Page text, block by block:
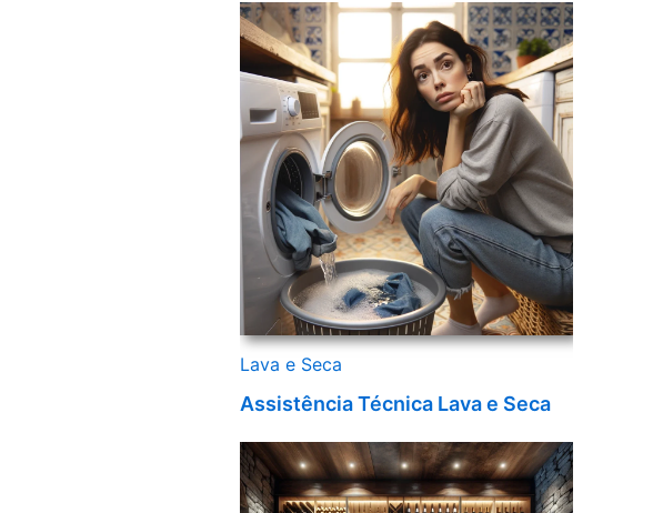
Lava e Seca
Assistência Técnica Lava e Seca